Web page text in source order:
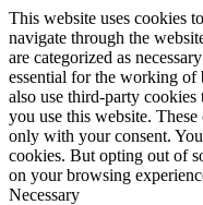
This website uses cookies
navigate through the
are categorized as
essential for the working of
also use third-party
you use this website.
only with your consent.
cookies. But opting out of
on your browsing
Necessary